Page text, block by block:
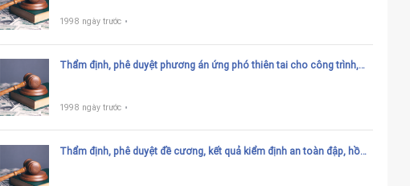
1998 ngày trước
Thẩm định, phê duyệt phương án ứng phó thiên tai cho công trình,
1998 ngày trước
Thẩm định, phê duyệt đề cương, kết quả kiểm định an toàn đập, hồ